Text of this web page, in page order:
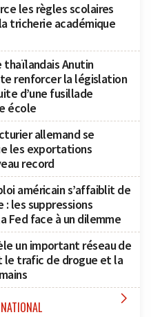
les règles scolaires
tricherie académique
thaïlandais Anutin
renforcer la législation
d’une fusillade
école
allemand se
les exportations
record
américain s’affaiblit de
les suppressions
Fed face à un dilemme
un important réseau de
le trafic de drogue et la
